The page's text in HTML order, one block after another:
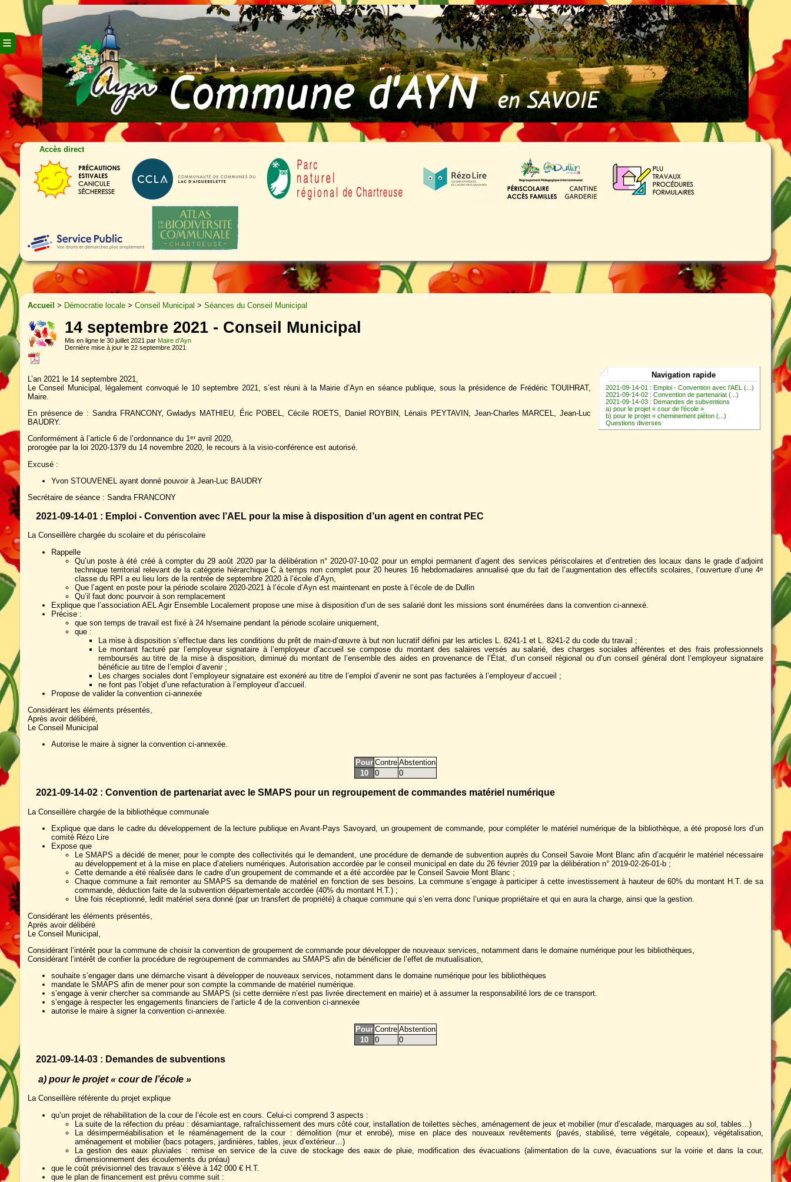
≡
Accès direct
Accueil > Démocratie locale> Conseil Municipal > Séances du Conseil Municipal
14 septembre 2021 - Conseil Municipal
Mis en ligne le 30 juillet 2021 par Maire d’Ayn
Dernière mise à jour le 22 septembre 2021
Navigation rapide
2021-09-14-01 : Emploi - Convention avec l’AEL (...)
2021-09-14-02 : Convention de partenariat (...)
2021-09-14-03 : Demandes de subventions
a) pour le projet « cour de l’école »
b) pour le projet « cheminement piéton (...)
Questions diverses
L’an 2021 le 14 septembre 2021,
Le Conseil Municipal, légalement convoqué le 10 septembre 2021, s’est réuni à la Mairie d’Ayn en séance publique, sous la présidence de Frédéric TOUIHRAT,
Maire.
En présence de : Sandra FRANCONY, Gwladys MATHIEU, Éric POBEL, Cécile ROETS, Daniel ROYBIN, Lénaïs PEYTAVIN, Jean-Charles MARCEL, Jean-Luc
BAUDRY.
Conformément à l’article 6 de l’ordonnance du 1eravril 2020,
prorogée par la loi 2020-1379 du 14 novembre 2020, le recours à la visio-conférence est autorisé.
Excusé :
Yvon STOUVENEL ayant donné pouvoir à Jean-Luc BAUDRY
Secrétaire de séance : Sandra FRANCONY
2021-09-14-01 : Emploi - Convention avec l’AEL pour la mise à disposition d’un agent en contrat PEC
La Conseillère chargée du scolaire et du périscolaire
Rappelle
Qu’un poste à été créé à compter du 29 août 2020 par la délibération n° 2020-07-10-02 pour un emploi permanent d’agent des services périscolaires et d’entretien des locaux dans le grade d’adjoint
technique territorial relevant de la catégorie hiérarchique C à temps non complet pour 20 heures 16 hebdomadaires annualisé que du fait de l’augmentation des effectifs scolaires, l’ouverture d’une 4e
classe du RPI a eu lieu lors de la rentrée de septembre 2020 à l’école d’Ayn,
Que l’agent en poste pour la période scolaire 2020-2021 à l’école d’Ayn est maintenant en poste à l’école de de Dullin
Qu’il faut donc pourvoir à son remplacement
Explique que l’association AEL Agir Ensemble Localement propose une mise à disposition d’un de ses salarié dont les missions sont énumérées dans la convention ci-annexé.
Précise :
que son temps de travail est fixé à 24 h/semaine pendant la période scolaire uniquement,
que :
La mise à disposition s’effectue dans les conditions du prêt de main-d’œuvre à but non lucratif défini par les articles L. 8241-1 et L. 8241-2 du code du travail ;
Le montant facturé par l’employeur signataire à l’employeur d’accueil se compose du montant des salaires versés au salarié, des charges sociales afférentes et des frais professionnels
remboursés au titre de la mise à disposition, diminué du montant de l’ensemble des aides en provenance de l’État, d’un conseil régional ou d’un conseil général dont l‘employeur signataire
bénéficie au titre de l’emploi d’avenir ;
Les charges sociales dont l’employeur signataire est exonéré au titre de l’emploi d’avenir ne sont pas facturées à l’employeur d’accueil ;
ne font pas l’objet d’une refacturation à l’employeur d’accueil.
Propose de valider la convention ci-annexée
Considérant les éléments présentés,
Après avoir délibéré,
Le Conseil Municipal
Autorise le maire à signer la convention ci-annexée.
Pour Contre Abstention
10
0 0
2021-09-14-02 : Convention de partenariat avec le SMAPS pour un regroupement de commandes matériel numérique
La Conseillère chargée de la bibliothèque communale
Explique que dans le cadre du développement de la lecture publique en Avant-Pays Savoyard, un groupement de commande, pour compléter le matériel numérique de la bibliothèque, a été proposé lors d’un
comité Rézo Lire
Expose que
Le SMAPS a décidé de mener, pour le compte des collectivités qui le demandent, une procédure de demande de subvention auprès du Conseil Savoie Mont Blanc afin d’acquérir le matériel nécessaire
au développement et à la mise en place d’ateliers numériques. Autorisation accordée par le conseil municipal en date du 26 février 2019 par la délibération n° 2019-02-26-01-b ;
Cette demande a été réalisée dans le cadre d’un groupement de commande et a été accordée par le Conseil Savoie Mont Blanc ;
Chaque commune a fait remonter au SMAPS sa demande de matériel en fonction de ses besoins. La commune s’engage à participer à cette investissement à hauteur de 60% du montant H.T. de sa
commande, déduction faite de la subvention départementale accordée (40% du montant H.T.) ;
Une fois réceptionné, ledit matériel sera donné (par un transfert de propriété) à chaque commune qui s’en verra donc l’unique propriétaire et qui en aura la charge, ainsi que la gestion.
Considérant les éléments présentés,
Après avoir délibéré
Le Conseil Municipal,
Considérant l’intérêt pour la commune de choisir la convention de groupement de commande pour développer de nouveaux services, notamment dans le domaine numérique pour les bibliothèques,
Considérant l’intérêt de confier la procédure de regroupement de commandes au SMAPS afin de bénéficier de l’effet de mutualisation,
souhaite s’engager dans une démarche visant à développer de nouveaux services, notamment dans le domaine numérique pour les bibliothèques
mandate le SMAPS afin de mener pour son compte la commande de matériel numérique.
s’engage à venir chercher sa commande au SMAPS (si cette dernière n’est pas livrée directement en mairie) et à assumer la responsabilité lors de ce transport.
s’engage à respecter les engagements financiers de l’article 4 de la convention ci-annexée
autorise le maire à signer la convention ci-annexée.
Pour Contre Abstention
10
0 0
2021-09-14-03 : Demandes de subventions
a) pour le projet « cour de l’école »
La Conseillère référente du projet explique
qu’un projet de réhabilitation de la cour de l’école est en cours. Celui-ci comprend 3 aspects :
La suite de la réfection du préau : désamiantage, rafraîchissement des murs côté cour, installation de toilettes sèches, aménagement de jeux et mobilier (mur d’escalade, marquages au sol, tables…)
La désimperméabilisation et le réaménagement de la cour : démolition (mur et enrobé), mise en place des nouveaux revêtements (pavés, stabilisé, terre végétale, copeaux), végétalisation,
aménagement et mobilier (bacs potagers, jardinières, tables, jeux d’extérieur…)
La gestion des eaux pluviales : remise en service de la cuve de stockage des eaux de pluie, modification des évacuations (alimentation de la cuve, évacuations sur la voirie et dans la cour,
dimensionnement des écoulements du préau)
que le coût prévisionnel des travaux s’élève à 142 000 € H.T.
que le plan de financement est prévu comme suit :